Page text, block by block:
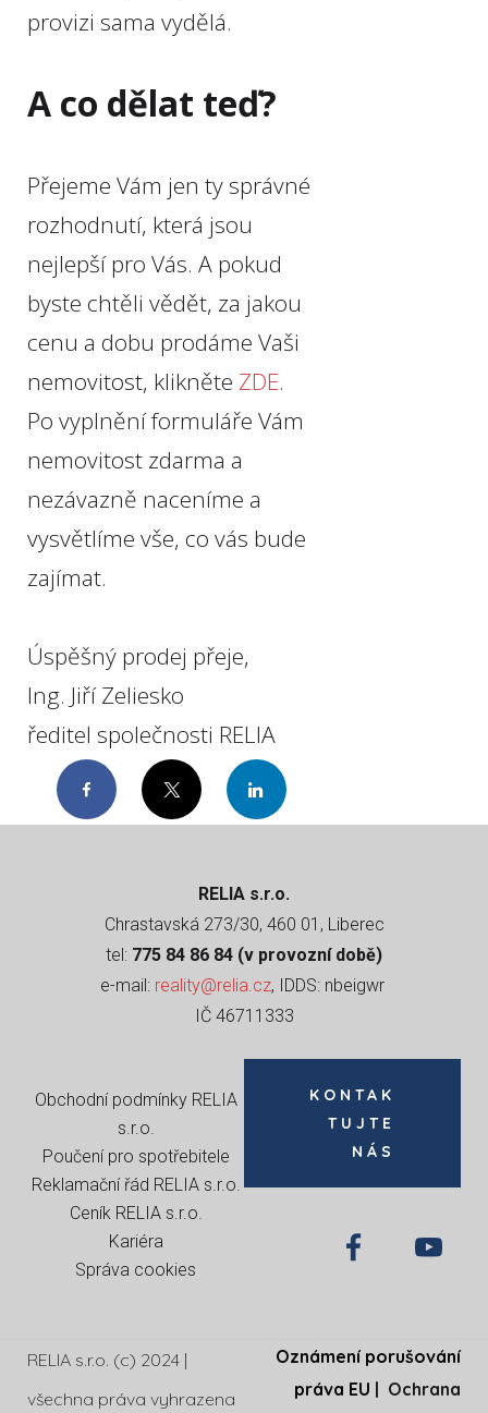
provizi sama vydělá.
A co dělat teď?
Přejeme Vám jen ty správné
rozhodnutí, která jsou
nejlepší pro Vás. A pokud
byste chtěli vědět, za jakou
cenu a dobu prodáme Vaši
nemovitost, klikněte ZDE.
Po vyplnění formuláře Vám
nemovitost zdarma a
nezávazně naceníme a
vysvětlíme vše, co vás bude
zajímat.
Úspěšný prodej přeje,
Ing. Jiří Zeliesko
ředitel společnosti RELIA
Facebook Twitter LinkedIn
RELIA s.r.o.
Chrastavská 273/30, 460 01, Liberec
tel: 775 84 86 84 (v provozní době)
e-mail: reality@relia.cz, IDDS: nbeigwr
IČ 46711333
Obchodní podmínky RELIA
s.r.o.
Poučení pro spotřebitele
Reklamační řád RELIA s.r.o.
Ceník RELIA s.r.o.
Kariéra
Správa cookies
KONTAK
TUJTE
NÁS
RELIA s.r.o. (c) 2024 |
všechna práva vyhrazena
Oznámení porušování
práva EU | Ochrana